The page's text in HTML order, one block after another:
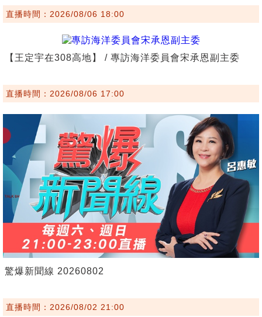
直播時間：2026/08/06 18:00
【王定宇在308高地】 / 專訪海洋委員會宋承恩副主委
直播時間：2026/08/06 17:00
驚爆新聞線 20260802
直播時間：2026/08/02 21:00